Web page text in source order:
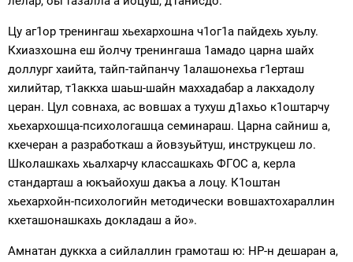
Цу аг1ор тренингаш хьехархошна ч1ог1а пайдехь хуьлу.
Кхиазхошна еш йолчу тренингаша 1амадо царна шайх
доллург хаийта, тайп-тайпанчу 1алашонехьа г1ерташ
хилийтар, т1аккха шаьш-шайн маххадабар а лакхадолу
церан. Цул совнаха, ас вовшах а тухуш д1ахьо к1оштарчу
хьехархошца-психологашца семинараш. Царна сайниш а,
кхечеран а разработкаш а йовзуьйтуш, инструкцеш ло.
Школашкахь хьалхарчу классашкахь ФГОС а, керла
стандарташ а юкъайохуш дакъа а лоцу. К1оштан
хьехархойн-психологийн методически вовшахтохараллин
кхеташонашкахь докладаш а йо».
Амнатан дуккха а сийлаллин грамоташ ю: НР-н дешаран а,